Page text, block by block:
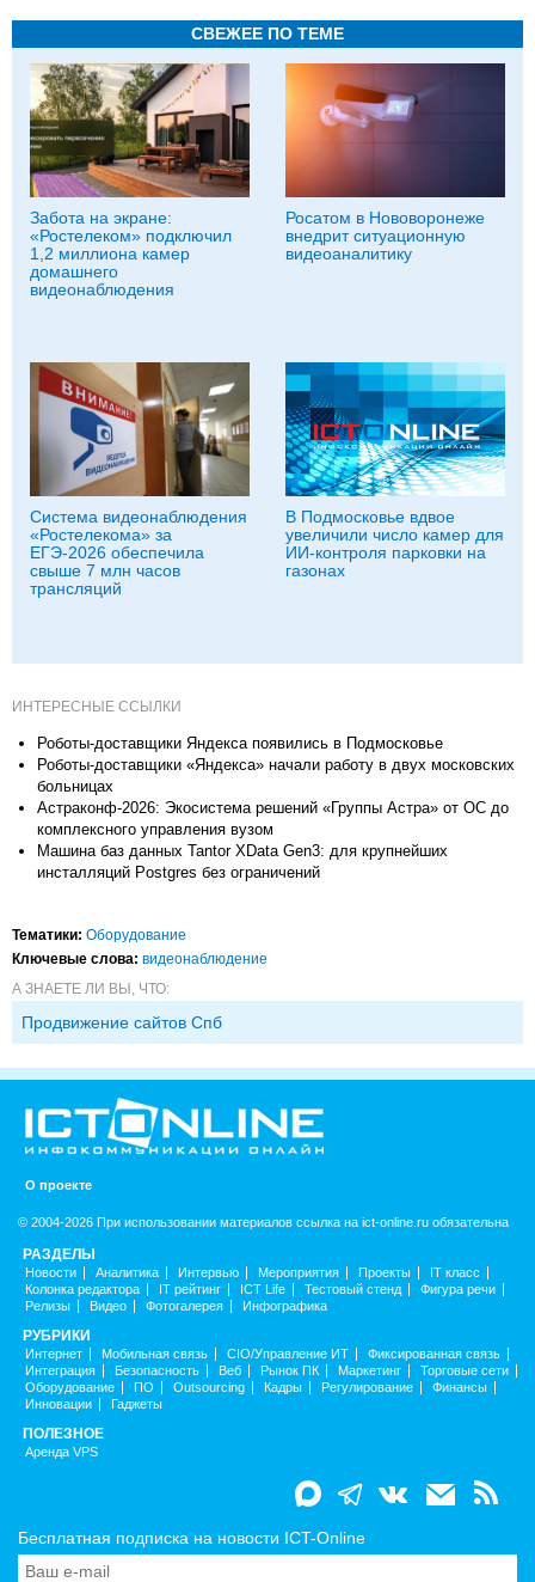
СВЕЖЕЕ ПО ТЕМЕ
Забота на экране:
«Ростелеком» подключил
1,2 миллиона камер
домашнего
видеонаблюдения
Росатом в Нововоронеже
внедрит ситуационную
видеоаналитику
Система видеонаблюдения
«Ростелекома» за
ЕГЭ-2026 обеспечила
свыше 7 млн часов
трансляций
В Подмосковье вдвое
увеличили число камер для
ИИ-контроля парковки на
газонах
ИНТЕРЕСНЫЕ ССЫЛКИ
Роботы-доставщики Яндекса появились в Подмосковье
Роботы-доставщики «Яндекса» начали работу в двух московских
больницах
Астраконф-2026: Экосистема решений «Группы Астра» от ОС до
комплексного управления вузом
Машина баз данных Tantor XData Gen3: для крупнейших
инсталляций Postgres без ограничений
Тематики: Оборудование
Ключевые слова: видеонаблюдение
А ЗНАЕТЕ ЛИ ВЫ, ЧТО:
Продвижение сайтов Спб
О проекте
© 2004-2026 При использовании материалов ссылка на ict-online.ru обязательна
РАЗДЕЛЫ
Новости Аналитика Интервью Мероприятия Проекты
IT класс
Колонка редактора
IT рейтинг ICT Life Тестовый стенд
Фигура речи
Релизы
Видео Фотогалерея Инфографика
РУБРИКИ
Интернет Мобильная связь CIO/Управление ИТ
Фиксированная связь
Интеграция
Безопасность Веб Рынок ПК Маркетинг
Торговые сети
Оборудование
ПО Outsourcing Кадры Регулирование
Финансы
Инновации
Гаджеты
ПОЛЕЗНОЕ
Аренда VPS
Бесплатная подписка на новости ICT-Online